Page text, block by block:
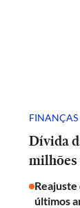
FINANÇAS
Dívida
milhões
últimos